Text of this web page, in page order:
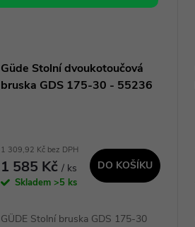
Güde Stolní dvoukotoučová
bruska GDS 175-30 - 55236
1 309,92 Kč bez DPH
1 585 Kč/ ks
Skladem>5 ks
DO KOŠÍKU
GÜDE Stolní bruska GDS 175-30